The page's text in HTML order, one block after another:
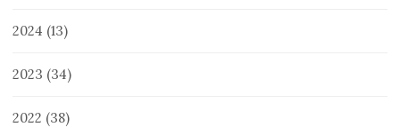
2024 (13)
2023 (34)
2022 (38)